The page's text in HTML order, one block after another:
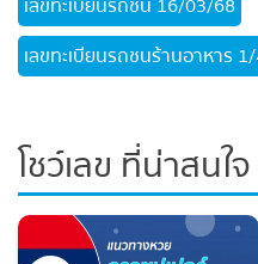
lekdedonline ข่าวหวย
เลขทะเบียนรถชน 16/03/68
โชว์เลข ที่น่าสนใจ